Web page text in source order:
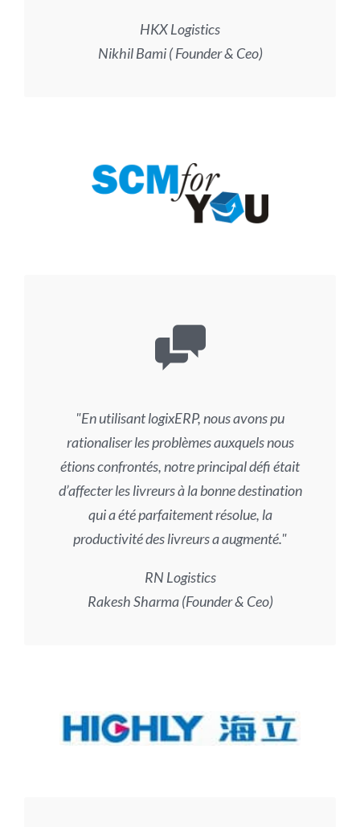
HKX Logistics
Nikhil Bami ( Founder & Ceo)
En utilisant logixERP, nous avons pu
rationaliser les problèmes auxquels nous
étions confrontés, notre principal défi était
d’affecter les livreurs à la bonne destination
qui a été parfaitement résolue, la
productivité des livreurs a augmenté.
RN Logistics
Rakesh Sharma (Founder & Ceo)